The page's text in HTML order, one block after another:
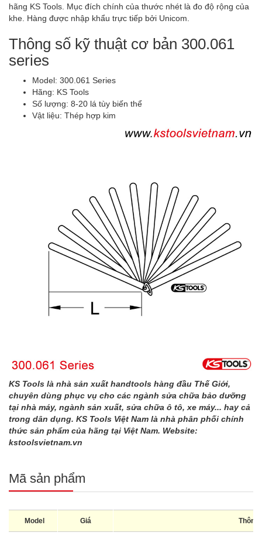
hãng KS Tools. Mục đích chính của thước nhét là đo độ rộng của
khe. Hàng được nhập khẩu trực tiếp bởi Unicom.
Thông số kỹ thuật cơ bản 300.061
series
Model: 300.061 Series
Hãng: KS Tools
Số lượng: 8-20 lá tùy biến thể
Vật liệu: Thép hợp kim
KS Tools là nhà sản xuất handtools hàng đầu Thế Giới,
chuyên dùng phục vụ cho các ngành sửa chữa bảo dưỡng
tại nhà máy, ngành sản xuất, sửa chữa ô tô, xe máy... hay cả
trong dân dụng. KS Tools Việt Nam là nhà phân phối chính
thức sản phẩm của hãng tại Việt Nam. Website:
kstoolsvietnam.vn
Mã sản phẩm
Model Giá Thông